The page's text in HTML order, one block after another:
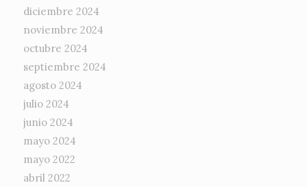
diciembre 2024
noviembre 2024
octubre 2024
septiembre 2024
agosto 2024
julio 2024
junio 2024
mayo 2024
mayo 2022
abril 2022